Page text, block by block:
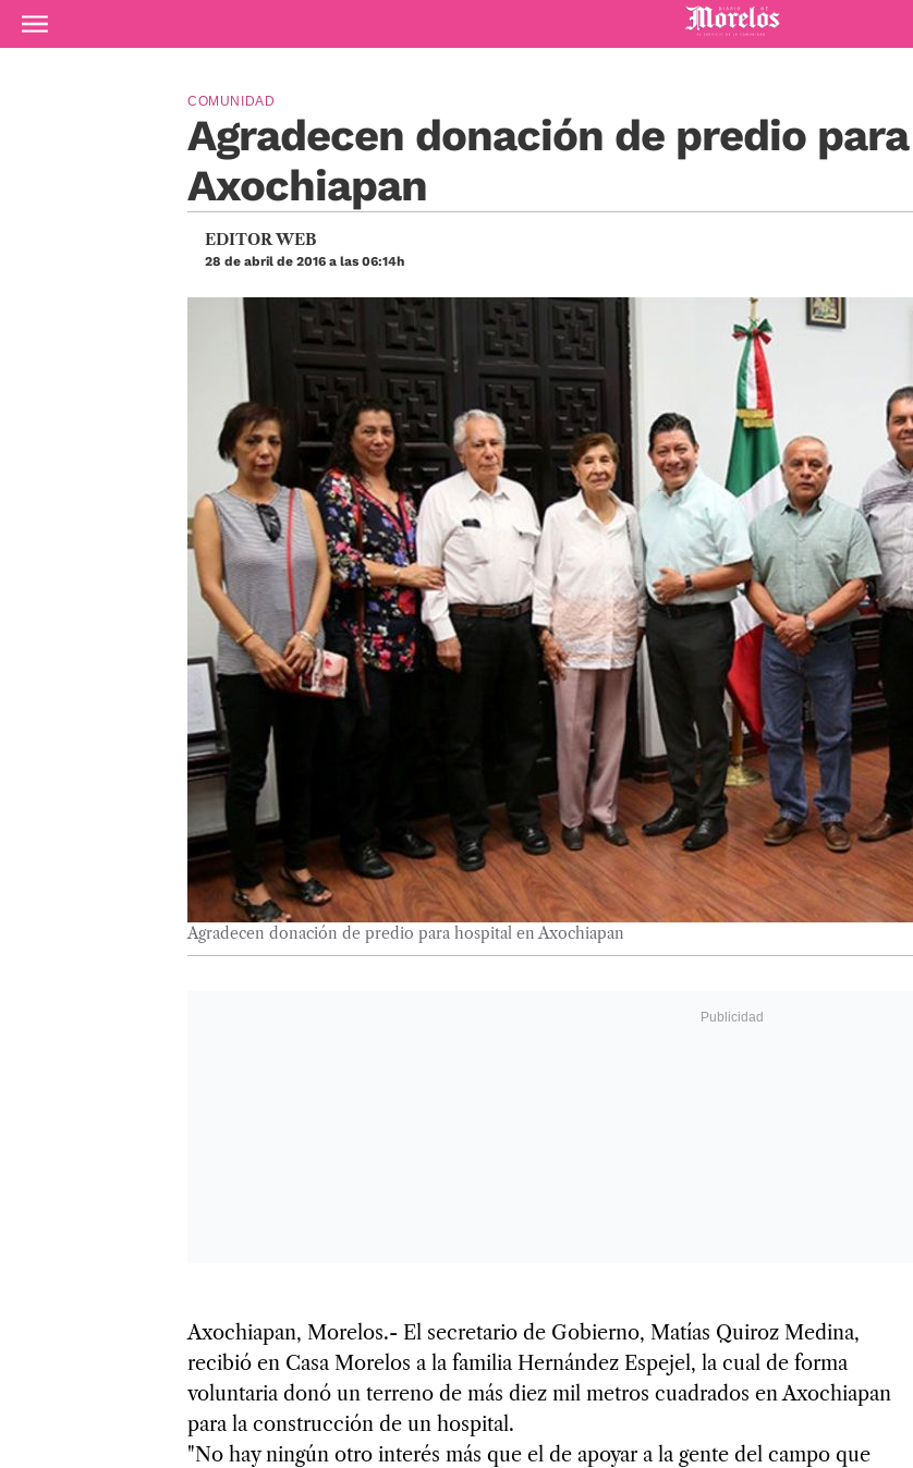
Ir al contenido principal
Diario de Morelos
Agradecen donación de predio
Axochiapan
COMUNIDAD
EDITOR WEB
28 de abril de 2016 a las 06:14h
Agradecen donación de predio para hospital en Axochiapan
Axochiapan, Morelos.- El secretario de Gobierno, Matías Quiroz Medina,
recibió en Casa Morelos a la familia Hernández Espejel, la cual de forma
voluntaria donó un terreno de más diez mil metros cuadrados en Axochiapan
para la construcción de un hospital.
"No hay ningún otro interés más que el de apoyar a la gente del campo que